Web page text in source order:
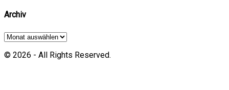
Archiv
Archiv
© 2026 - All Rights Reserved.